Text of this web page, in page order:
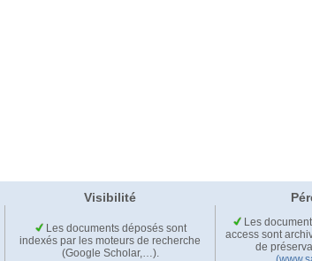
Visibilité
Les documents déposés sont
indexés par les moteurs de recherche
(Google Scholar,…).
Les
access sont
de